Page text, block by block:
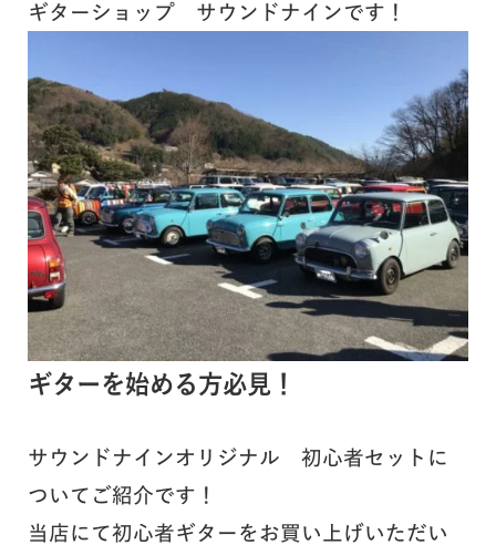
ギターショップ サウンドナインです！
ギターを始める方必見！
サウンドナインオリジナル 初心者セットに
ついてご紹介です！
当店にて初心者ギターをお買い上げいただい